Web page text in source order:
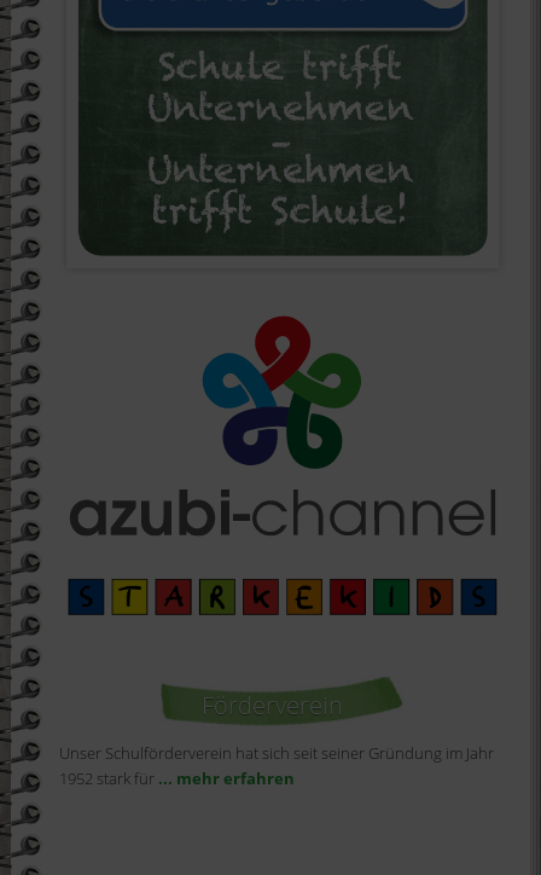
Förderverein
Unser Schulförderverein hat sich seit seiner Gründung im Jahr
1952 stark für ... mehr erfahren